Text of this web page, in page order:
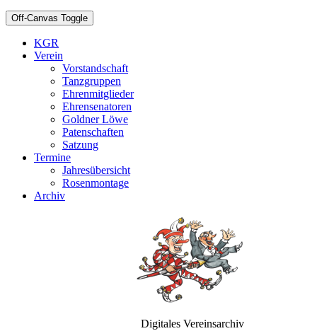
Off-Canvas Toggle
KGR
Verein
Vorstandschaft
Tanzgruppen
Ehrenmitglieder
Ehrensenatoren
Goldner Löwe
Patenschaften
Satzung
Termine
Jahresübersicht
Rosenmontage
Archiv
Digitales Vereinsarchiv